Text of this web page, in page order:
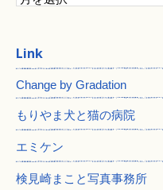
Change by Gradation
もりやま犬と猫の病院
エミケン
検見崎まこと写真事務所